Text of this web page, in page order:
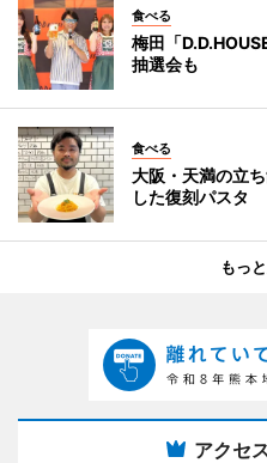
食べる
梅田「
抽選会も
食べる
大阪・天満の立
した復刻パスタ
もっ
アクセ